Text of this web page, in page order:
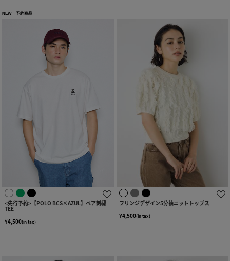
NEW 予約商品
<先行予約>【POLO BCS×AZUL】ベア刺繍
TEE
¥4,500(in tax)
フリンジデザイン5分袖ニットトップス
¥4,500(in tax)